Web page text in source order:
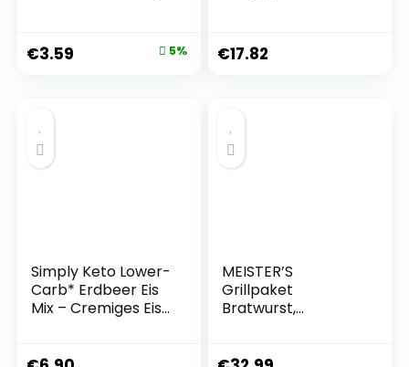
€3.59 5%
Natürliche Zutaten
| Ohne Zusatz von
Milch | 18 x 35g |
630g
€17.82
Simply Keto Lower-
Carb* Erdbeer Eis
Mix – Cremiges Eis
MEISTER’S
Grillpaket
Bratwurst,